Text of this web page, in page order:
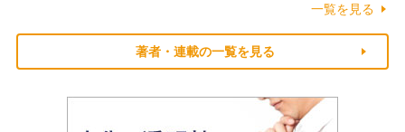
一覧を見る
著者・連載の一覧を見る